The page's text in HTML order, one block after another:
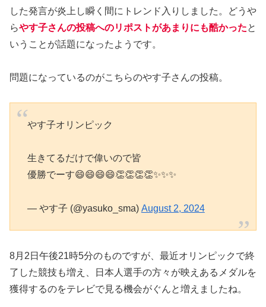
した発言が炎上し瞬く間にトレンド入りしました。どうや
らやす子さんの投稿へのリポストがあまりにも酷かったと
いうことが話題になったようです。
問題になっているのがこちらのやす子さんの投稿。
やす子オリンピック
生きてるだけで偉いので皆
優勝でーす😄😄😄😄👏👏👏👏✨✨✨
— やす子 (@yasuko_sma) August 2, 2024
8月2日午後21時5分のものですが、最近オリンピックで終
了した競技も増え、日本人選手の方々が映えあるメダルを
獲得するのをテレビで見る機会がぐんと増えましたね。